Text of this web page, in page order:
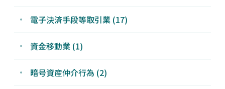
JP 会員ログイン
電子決済手段等取引業 (17)
資金移動業 (1)
暗号資産仲介行為 (2)